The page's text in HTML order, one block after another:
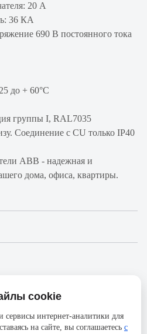
20 А
36 КА
690 В постоянного тока
до + 60°С
группы I, RAL7035
Соединение с CU только IP40
ABB - надежная и
дома, офиса, квартиры.
S804N
, чтобы иметь
могут отличаться от реального
Компания АйДистрибьют не несёт
текущей модели товаров фотографиям,
cookie
интернет-аналитики для
на сайте, вы соглашаетесь с